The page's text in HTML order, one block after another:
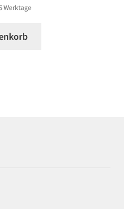
Werktage